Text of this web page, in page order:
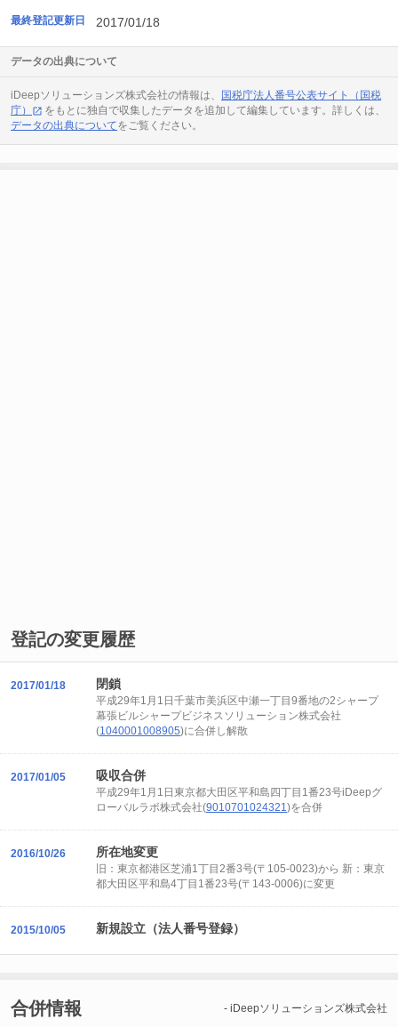
最終登記更新日 2017/01/18
データの出典について
iDeepソリューションズ株式会社の情報は、
国税庁法人番号公表サイト（国税
庁）
をもとに独自で収集したデータを追加して編集しています。詳しくは、
データの出典についてをご覧ください。
登記の変更履歴
2017/01/18 閉鎖
平成29年1月1日千葉市美浜区中瀬一丁目9番地の2シャープ
幕張ビルシャープビジネスソリューション株式会社
(1040001008905)に合併し解散
2017/01/05 吸収合併
平成29年1月1日東京都大田区平和島四丁目1番23号iDeepグ
ローバルラボ株式会社(9010701024321)を合併
2016/10/26 所在地変更
旧：東京都港区芝浦1丁目2番3号(〒105-0023)から 新：東京
都大田区平和島4丁目1番23号(〒143-0006)に変更
2015/10/05 新規設立（法人番号登録）
合併情報 - iDeepソリューションズ株式会社